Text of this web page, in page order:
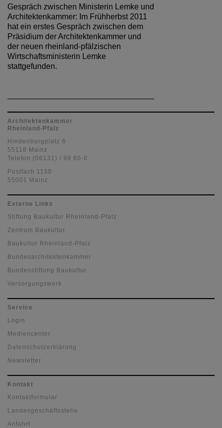
Gespräch zwischen Ministerin Lemke und
Architektenkammer: Im Frühherbst 2011
hat ein erstes Gespräch zwischen dem
Präsidium der Architektenkammer und
der neuen rheinland-pfälzischen
Wirtschaftsministerin Lemke
stattgefunden.
Architektenkammer
Rheinland-Pfalz
Hindenburgplatz 6
55118 Mainz
Telefon (06131) / 99 60-0
Postfach 1150
55001 Mainz
Externe Links
Stiftung Baukultur Rheinland-Pfalz
Zentrum Baukultur
Baukultur Rheinland-Pfalz
Bundesarchitektenkammer
Bundesstiftung Baukultur
Versorgungswerk
Service
Login
Mediencenter
Datenschutzerklärung
Newsletter
Kontakt
Kontaktformular
Landesgeschäftsstelle
Anfahrt